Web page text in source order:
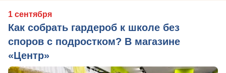
1 сентября
Как собрать гардероб к школе без
споров с подростком? В магазине
«Центр»